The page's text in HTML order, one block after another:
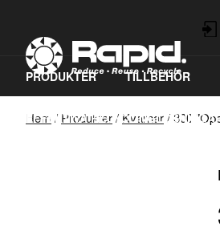
PRODUKTER TILLBEHÖR
EFFEKTIVA
Hem / Produkter/ Kvarnar/300